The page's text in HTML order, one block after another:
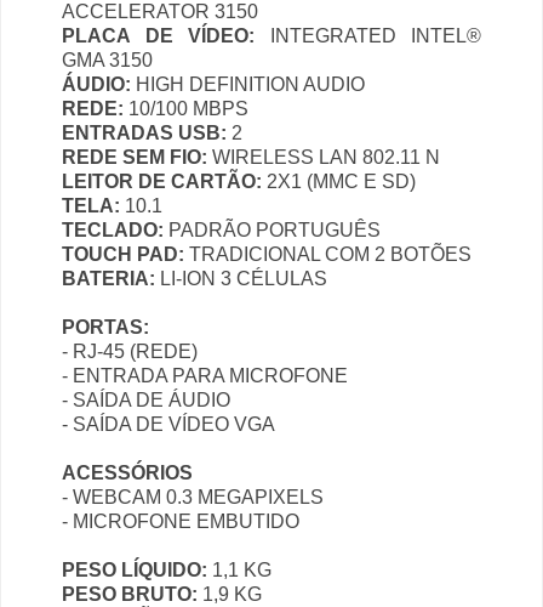
ACCELERATOR 3150
PLACA DE VÍDEO: INTEGRATED INTEL®
GMA 3150
ÁUDIO: HIGH DEFINITION AUDIO
REDE: 10/100 MBPS
ENTRADAS USB: 2
REDE SEM FIO: WIRELESS LAN 802.11 N
LEITOR DE CARTÃO: 2X1 (MMC E SD)
TELA: 10.1
TECLADO: PADRÃO PORTUGUÊS
TOUCH PAD: TRADICIONAL COM 2 BOTÕES
BATERIA: LI-ION 3 CÉLULAS
PORTAS:
- RJ-45 (REDE)
- ENTRADA PARA MICROFONE
- SAÍDA DE ÁUDIO
- SAÍDA DE VÍDEO VGA
ACESSÓRIOS
- WEBCAM 0.3 MEGAPIXELS
- MICROFONE EMBUTIDO
PESO LÍQUIDO: 1,1 KG
PESO BRUTO: 1,9 KG